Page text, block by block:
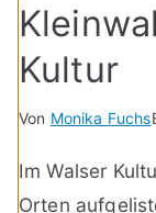
Kultur
Von Monika Fuchs
Im Walser
Orten